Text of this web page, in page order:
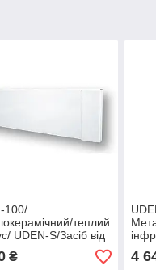
100/
теплий
UDEN-S/Засіб від
₴ 4